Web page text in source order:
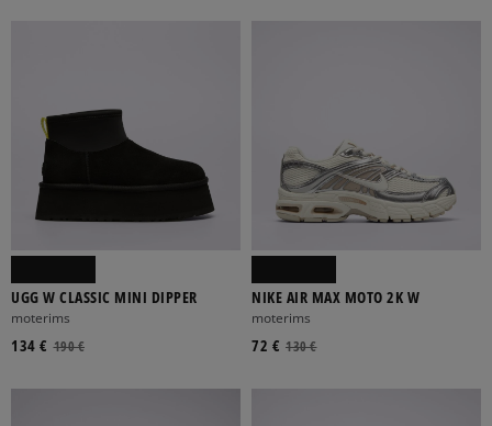
UGG W CLASSIC MINI DIPPER
moterims
190 €
134 €
NIKE AIR MAX MOTO 2K W
moterims
130 €
72 €